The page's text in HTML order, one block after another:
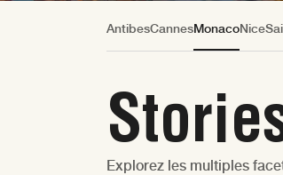
AntibesCannesMonacoNice
Explorez les multiples